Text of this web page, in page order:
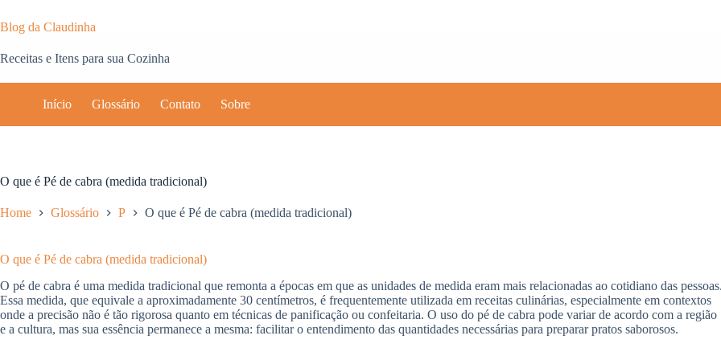
para
o
Blog da Claudinha
Receitas e Itens para sua Cozinha
Início Glossário Contato Sobre
O que é Pé de cabra (medida tradicional)
Home Glossário P O que é Pé de cabra (medida tradicional)
O que é Pé de cabra (medida tradicional)
O pé de cabra é uma medida tradicional que remonta a épocas em que as unidades de medida eram mais relacionadas ao cotidiano das pessoas.
Essa medida, que equivale a aproximadamente 30 centímetros, é frequentemente utilizada em receitas culinárias, especialmente em contextos
onde a precisão não é tão rigorosa quanto em técnicas de panificação ou confeitaria. O uso do pé de cabra pode variar de acordo com a região
e a cultura, mas sua essência permanece a mesma: facilitar o entendimento das quantidades necessárias para preparar pratos saborosos.